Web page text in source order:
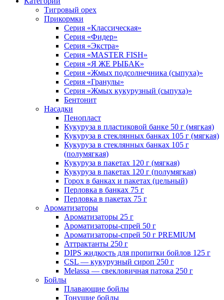
Тигровый орех
Прикормки
Серия «Классическая»
Серия «Фидер»
Серия «Экстра»
Серия «MASTER FISH»
Серия «Я ЖЕ РЫБАК»
Серия «Жмых подсолнечника (сыпуха)»
Cерия «Гранулы»
Серия «Жмых кукурузный (сыпуха)»
Бентонит
Насадки
Пенопласт
Кукуруза в пластиковой банке 50 г (мягкая)
Кукуруза в стеклянных банках 105 г (мягкая)
Кукуруза в стеклянных банках 105 г
(полумягкая)
Кукуруза в пакетах 120 г (мягкая)
Кукуруза в пакетах 120 г (полумягкая)
Горох в банках и пакетах (цельный)
Перловка в банках 75 г
Перловка в пакетах 75 г
Ароматизаторы
Ароматизаторы 25 г
Ароматизаторы-спрей 50 г
Ароматизаторы-спрей 50 г PREMIUM
Аттрактанты 250 г
DIPS жидкость для пропитки бойлов 125 г
CSL — кукурузный сироп 250 г
Melassa — свекловичная патока 250 г
Бойлы
Плавающие бойлы
Тонущие бойлы